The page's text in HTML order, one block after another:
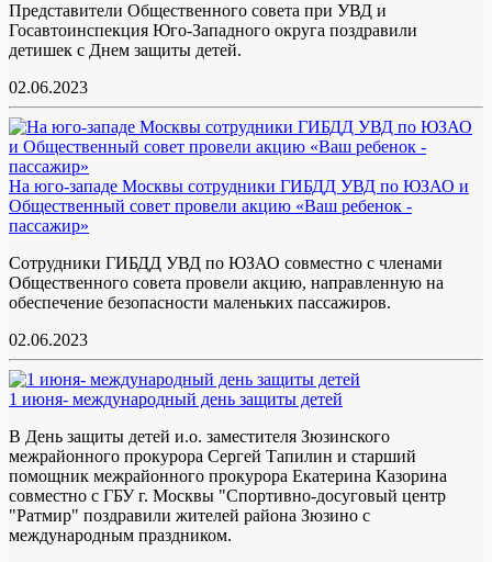
Представители Общественного совета при УВД и
Госавтоинспекция Юго-Западного округа поздравили
детишек с Днем защиты детей.
02.06.2023
На юго-западе Москвы сотрудники ГИБДД УВД по ЮЗАО и
Общественный совет провели акцию «Ваш ребенок -
пассажир»
Сотрудники ГИБДД УВД по ЮЗАО совместно с членами
Общественного совета провели акцию, направленную на
обеспечение безопасности маленьких пассажиров.
02.06.2023
1 июня- международный день защиты детей
В День защиты детей и.о. заместителя Зюзинского
межрайонного прокурора Сергей Тапилин и старший
помощник межрайонного прокурора Екатерина Казорина
совместно с ГБУ г. Москвы "Спортивно-досуговый центр
"Ратмир" поздравили жителей района Зюзино с
международным праздником.